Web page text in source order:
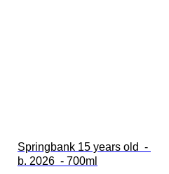
Springbank 15 years old  -
b. 2026  - 700ml